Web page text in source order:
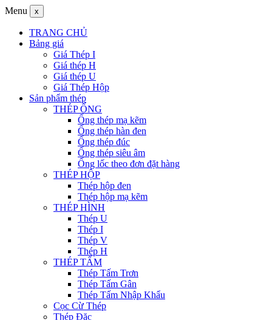
Menu x
TRANG CHỦ
Bảng giá
Giá Thép I
Giá thép H
Giá thép U
Giá Thép Hộp
Sản phẩm thép
THÉP ỐNG
Ống thép mạ kẽm
Ống thép hàn đen
Ống thép đúc
Ống thép siêu âm
Ống lốc theo đơn đặt hàng
THÉP HỘP
Thép hộp đen
Thép hộp mạ kẽm
THÉP HÌNH
Thép U
Thép I
Thép V
Thép H
THÉP TẤM
Thép Tấm Trơn
Thép Tấm Gân
Thép Tấm Nhập Khẩu
Cọc Cừ Thép
Thép Đặc